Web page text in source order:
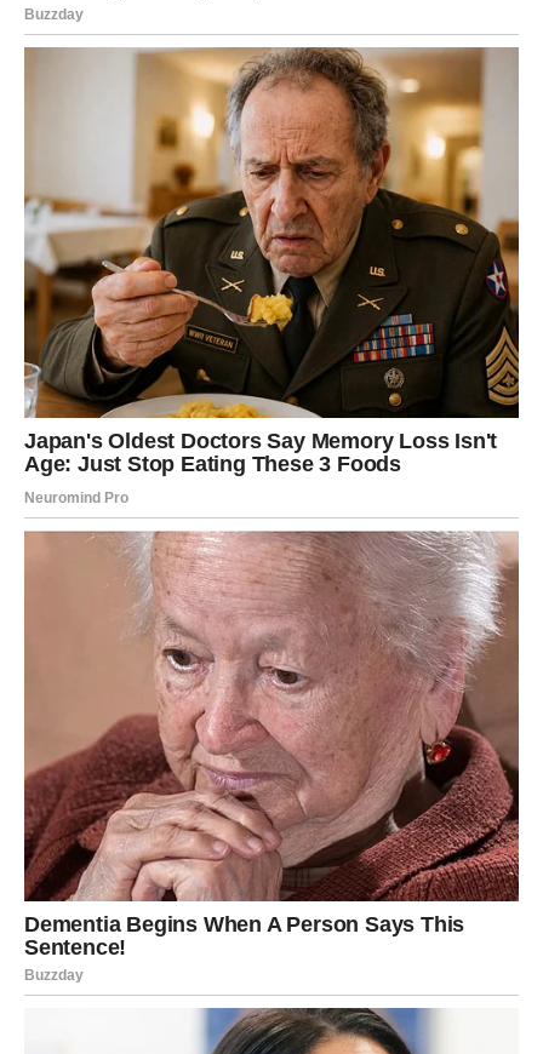
zvijezde mogu naići na nepredviđene okolnosti, ali je Dragana,
poznata po svom optimizmu, odlučila ostati pozitivna i ohrabriti
svoje fanove. Njena otvorenost i iskrenost u komunikaciji s
publikom dodatno su učvrstili njen odnos s obožavateljima, koji
su cijenili njenu sposobnost da se suoči s nepredviđenim
Inspiracija za Mnoge
Dragana Mirković nije samo pjevačica, već i pravi uzor
mnogim ženama. Njena sposobnost da balansira između
uspješnog muzičkog karijere i porodičnog života je nešto što
mnogi žele oponašati. Redovno dijeli trenutke iz svog
svakodnevnog života na društvenim mrežama, pokazujući
koliko joj je porodica važna. Ove objave inspirišu mnoge njene
na prepreke. Njen stav prema životu, koji se temelji na ljubavi,
podršci i međusobnom poštovanju, postavlja visok standard
za sve one koji je prate.
Ona često dijeli fotografije sa svojim najmilijima, ističući koliko
joj je stalo do porodice. Njena strast prema muzici i
posvećenost porodici čine je pravom ikonom za mlade žene
koje se suočavaju sa sličnim izazovima u svojim životima.
Dragana jasno demonstrira da se uspjeh ne mjeri samo
materijalnim dobitcima, već i u sposobnosti da se ostane
vjeran vrijednostima koje su nam važne.
Zaključak: Slava i Stvarnost
Na kraju, proslava u Beču je bila savršena prilika za okupljanje
porodice i prijatelja, ali i podsjećanje na izazove s kojima se
javne ličnosti suočavaju. Dragana Mirković, sa svojom
snagom i odlučnošću, pokazuje da i u svijetu zabave postoje